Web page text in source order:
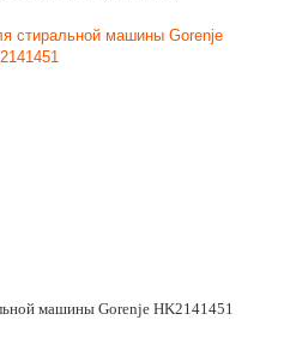
машины Gorenje HK2141451